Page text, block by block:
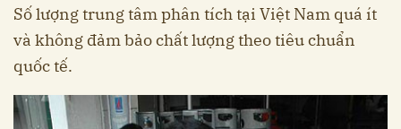
Số lượng trung tâm phân tích tại Việt Nam quá ít
và không đảm bảo chất lượng theo tiêu chuẩn
quốc tế.